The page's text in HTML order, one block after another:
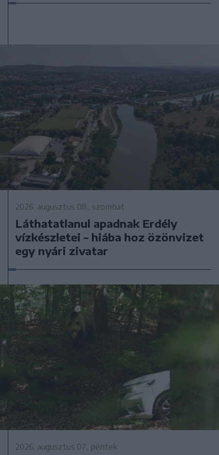
2026. augusztus 08., szombat
Láthatatlanul apadnak Erdély
vízkészletei – hiába hoz özönvizet
egy nyári zivatar
2026. augusztus 07., péntek